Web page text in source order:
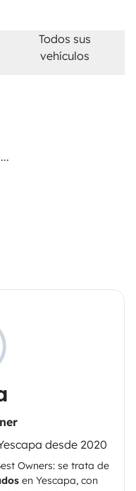
Todos sus
vehículos
desde 2020
Owners: se trata de
en Yescapa, con